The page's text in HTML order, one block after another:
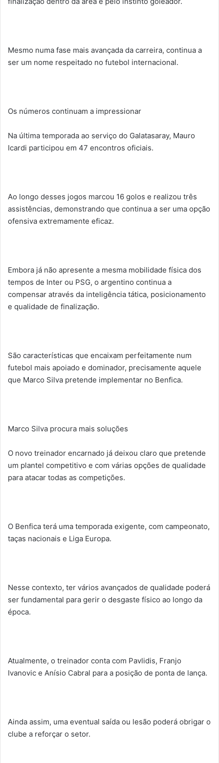
Mesmo numa fase mais avançada da carreira, continua a
ser um nome respeitado no futebol internacional.
Os números continuam a impressionar
Na última temporada ao serviço do Galatasaray, Mauro
Icardi participou em 47 encontros oficiais.
Ao longo desses jogos marcou 16 golos e realizou três
assistências, demonstrando que continua a ser uma opção
ofensiva extremamente eficaz.
Embora já não apresente a mesma mobilidade física dos
tempos de Inter ou PSG, o argentino continua a
compensar através da inteligência tática, posicionamento
e qualidade de finalização.
São características que encaixam perfeitamente num
futebol mais apoiado e dominador, precisamente aquele
que Marco Silva pretende implementar no Benfica.
Marco Silva procura mais soluções
O novo treinador encarnado já deixou claro que pretende
um plantel competitivo e com várias opções de qualidade
para atacar todas as competições.
O Benfica terá uma temporada exigente, com campeonato,
taças nacionais e Liga Europa.
Nesse contexto, ter vários avançados de qualidade poderá
ser fundamental para gerir o desgaste físico ao longo da
época.
Atualmente, o treinador conta com Pavlidis, Franjo
Ivanovic e Anísio Cabral para a posição de ponta de lança.
Ainda assim, uma eventual saída ou lesão poderá obrigar o
clube a reforçar o setor.